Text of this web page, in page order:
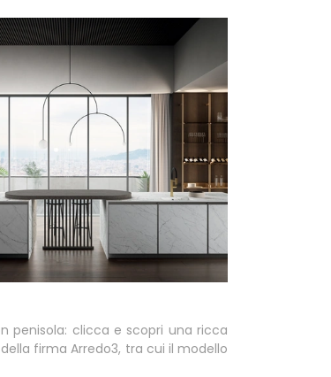
penisola: clicca e scopri una ricca
firma Arredo3, tra cui il modello